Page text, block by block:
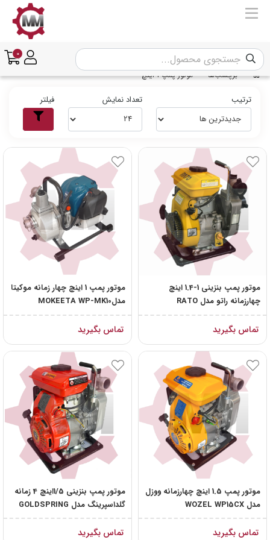
0
برچسب‌ها موتور پمپ 1 اینچ
ترتیب تعداد نمایش فیلتر
موتور پمپ بنزینی 1-1.4 اینچ
چهارزمانه راتو مدل RATO
RT40ZB20-1.1Q
تماس بگیرید
موتور پمپ 1 اینچ چهار زمانه موکیتا
مدلMOKEETA WP-MK10
تماس بگیرید
موتور پمپ 1.5 اینچ چهارزمانه ووزل
مدل WOZEL WP15CX
تماس بگیرید
موتور پمپ بنزینی 1/5اینچ 4 زمانه
گلداسپرینگ مدل GOLDSPRING
GS15G
تماس بگیرید